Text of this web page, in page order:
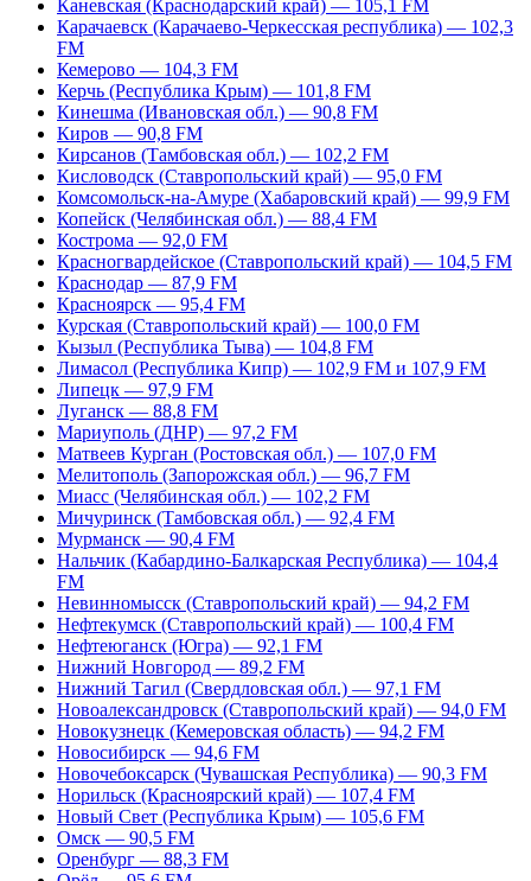
Каневская (Краснодарский край) — 105,1 FM
Карачаевск (Карачаево-Черкесская республика) — 102,3
FM
Кемерово — 104,3 FM
Керчь (Республика Крым) — 101,8 FM
Кинешма (Ивановская обл.) — 90,8 FM
Киров — 90,8 FM
Кирсанов (Тамбовская обл.) — 102,2 FM
Кисловодск (Ставропольский край) — 95,0 FM
Комсомольск-на-Амуре (Хабаровский край) — 99,9 FM
Копейск (Челябинская обл.) — 88,4 FM
Кострома — 92,0 FM
Красногвардейское (Ставропольский край) — 104,5 FM
Краснодар — 87,9 FM
Красноярск — 95,4 FM
Курская (Ставропольский край) — 100,0 FM
Кызыл (Республика Тыва) — 104,8 FM
Лимасол (Республика Кипр) — 102,9 FM и 107,9 FM
Липецк — 97,9 FM
Луганск — 88,8 FM
Мариуполь (ДНР) — 97,2 FM
Матвеев Курган (Ростовская обл.) — 107,0 FM
Мелитополь (Запорожская обл.) — 96,7 FM
Миасс (Челябинская обл.) — 102,2 FM
Мичуринск (Тамбовская обл.) — 92,4 FM
Мурманск — 90,4 FM
Нальчик (Кабардино-Балкарская Республика) — 104,4
FM
Невинномысск (Ставропольский край) — 94,2 FM
Нефтекумск (Ставропольский край) — 100,4 FM
Нефтеюганск (Югра) — 92,1 FM
Нижний Новгород — 89,2 FM
Нижний Тагил (Свердловская обл.) — 97,1 FM
Новоалександровск (Ставропольский край) — 94,0 FM
Новокузнецк (Кемеровская область) — 94,2 FM
Новосибирск — 94,6 FM
Новочебоксарск (Чувашская Республика) — 90,3 FM
Норильск (Красноярский край) — 107,4 FM
Новый Свет (Республика Крым) — 105,6 FM
Омск — 90,5 FM
Оренбург — 88,3 FM